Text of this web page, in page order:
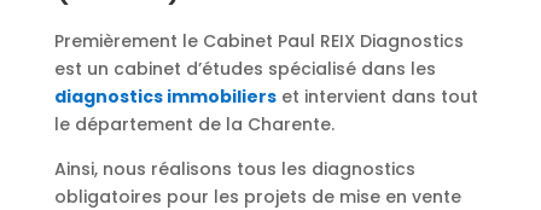
Premièrement le Cabinet Paul REIX Diagnostics
est un cabinet d’études spécialisé dans les
diagnostics immobilierset intervient dans tout
le département de la Charente.
Ainsi, nous réalisons tous les diagnostics
obligatoires pour les projets de mise en vente